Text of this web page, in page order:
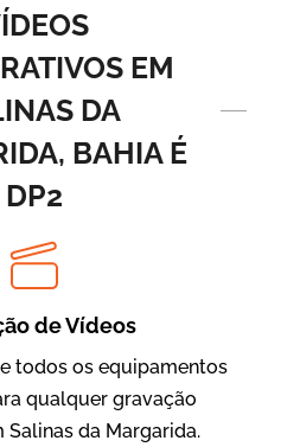
Parceiros
e Segurança
EM
DA
BAHIA É
DP2
de Vídeos
todos os equipamentos
qualquer gravação
da Margarida.